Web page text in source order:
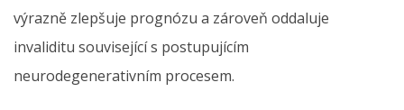
výrazně zlepšuje prognózu a zároveň oddaluje
invaliditu související s postupujícím
neurodegenerativním procesem.